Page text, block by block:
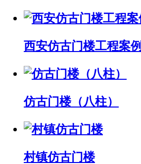
西安仿古门楼工程案例
仿古门楼（八柱）
村镇仿古门楼